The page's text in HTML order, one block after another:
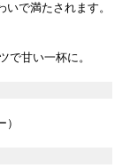
で満たされます。
で甘い一杯に。